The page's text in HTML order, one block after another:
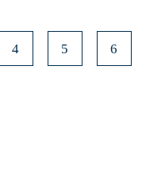
4 5 6